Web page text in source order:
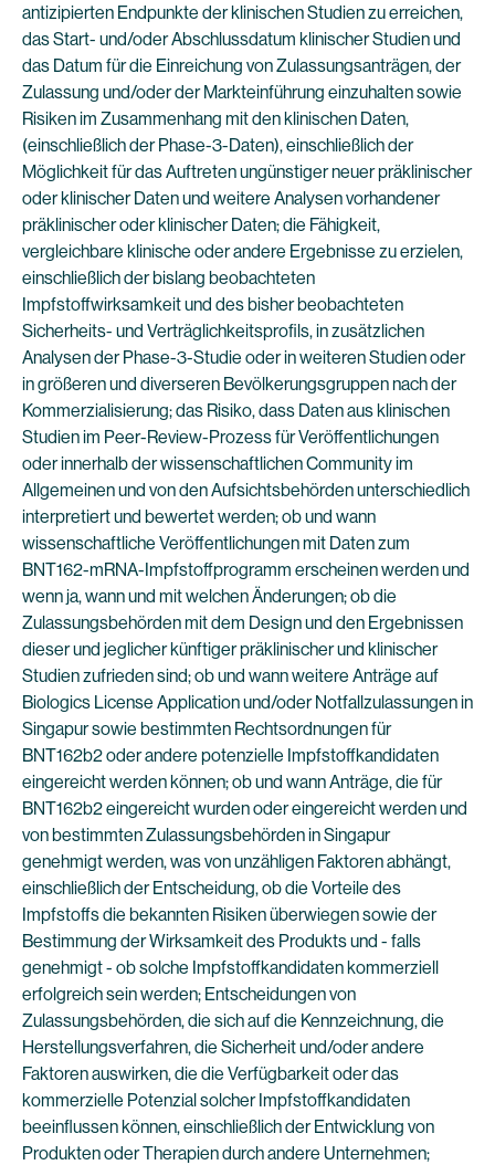
antizipierten Endpunkte der klinischen Studien zu erreichen,
das Start- und/oder Abschlussdatum klinischer Studien und
das Datum für die Einreichung von Zulassungsanträgen, der
Zulassung und/oder der Markteinführung einzuhalten sowie
Risiken im Zusammenhang mit den klinischen Daten,
(einschließlich der Phase-3-Daten), einschließlich der
Möglichkeit für das Auftreten ungünstiger neuer präklinischer
oder klinischer Daten und weitere Analysen vorhandener
präklinischer oder klinischer Daten; die Fähigkeit,
vergleichbare klinische oder andere Ergebnisse zu erzielen,
einschließlich der bislang beobachteten
Impfstoffwirksamkeit und des bisher beobachteten
Sicherheits- und Verträglichkeitsprofils, in zusätzlichen
Analysen der Phase-3-Studie oder in weiteren Studien oder
in größeren und diverseren Bevölkerungsgruppen nach der
Kommerzialisierung; das Risiko, dass Daten aus klinischen
Studien im Peer-Review-Prozess für Veröffentlichungen
oder innerhalb der wissenschaftlichen Community im
Allgemeinen und von den Aufsichtsbehörden unterschiedlich
interpretiert und bewertet werden; ob und wann
wissenschaftliche Veröffentlichungen mit Daten zum
BNT162-mRNA-Impfstoffprogramm erscheinen werden und
wenn ja, wann und mit welchen Änderungen; ob die
Zulassungsbehörden mit dem Design und den Ergebnissen
dieser und jeglicher künftiger präklinischer und klinischer
Studien zufrieden sind; ob und wann weitere Anträge auf
Biologics License Application und/oder Notfallzulassungen in
Singapur sowie bestimmten Rechtsordnungen für
BNT162b2 oder andere potenzielle Impfstoffkandidaten
eingereicht werden können; ob und wann Anträge, die für
BNT162b2 eingereicht wurden oder eingereicht werden und
von bestimmten Zulassungsbehörden in Singapur
genehmigt werden, was von unzähligen Faktoren abhängt,
einschließlich der Entscheidung, ob die Vorteile des
Impfstoffs die bekannten Risiken überwiegen sowie der
Bestimmung der Wirksamkeit des Produkts und - falls
genehmigt - ob solche Impfstoffkandidaten kommerziell
erfolgreich sein werden; Entscheidungen von
Zulassungsbehörden, die sich auf die Kennzeichnung, die
Herstellungsverfahren, die Sicherheit und/oder andere
Faktoren auswirken, die die Verfügbarkeit oder das
kommerzielle Potenzial solcher Impfstoffkandidaten
beeinflussen können, einschließlich der Entwicklung von
Produkten oder Therapien durch andere Unternehmen;